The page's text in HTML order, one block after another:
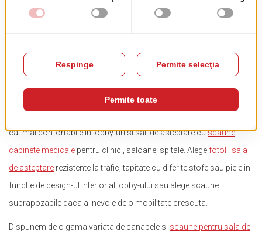
Mobilier Sali Asteptare / Lobby
Nimanui nu-i face placere sa astepte, insa poti creste gradul de
cat mai confortabile in lobby-uri si sali de asteptare cuscaune
cabinete medicale pentru clinici, saloane, spitale. Alege fotolii sala
de asteptare rezistente la trafic, tapitate cu diferite stofe sau piele in
functie de design-ul interior al lobby-ului sau alege scaune
suprapozabile daca ai nevoie de o mobilitate crescuta.
Dispunem de o gama variata de canapele si scaune pentru sala de